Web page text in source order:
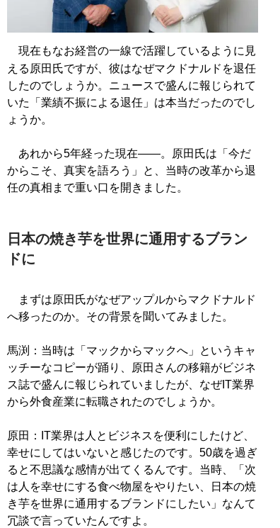
現在もなお経営の一線で活躍しているように見
える原田氏ですが、彼はなぜマクドナルドを退任
したのでしょうか。ニュースで盛んに報じられて
いた「業績不振による退任」は本当だったのでし
ょうか。
あれから5年経った現在――。原田氏は「今だ
からこそ、真実を語ろう」と、当時の改革から退
任の真相まで重い口を開きました。
日本の焼き芋を世界に通用するブラン
ドに
まずは原田氏がなぜアップルからマクドナルド
へ移ったのか。その背景を聞いてみました。
馬渕：当時は「マックからマックへ」というキャ
ッチーなコピーが踊り、原田さんの移籍がビジネ
ス誌で盛んに報じられていましたが、なぜIT業界
から外食産業に転職されたのでしょうか。
原田：IT業界は人とビジネスを便利にしたけど、
幸せにしてはいないと感じたのです。50歳を過ぎ
ると不思議な感情が出てくるんです。当時、「次
は人を幸せにする食べ物屋をやりたい、日本の焼
き芋を世界に通用するブランドにしたい」なんて
冗談で言っていたんですよ。